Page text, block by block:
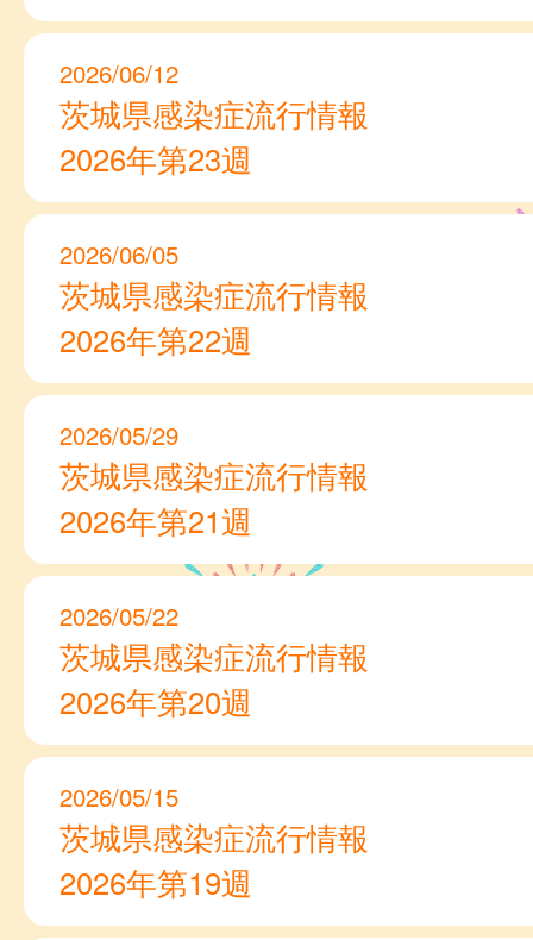
2026/06/12
茨城県感染症流行情報
2026年第23週
2026/06/05
茨城県感染症流行情報
2026年第22週
2026/05/29
茨城県感染症流行情報
2026年第21週
2026/05/22
茨城県感染症流行情報
2026年第20週
2026/05/15
茨城県感染症流行情報
2026年第19週